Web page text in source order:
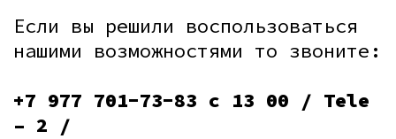
Если вы решили воспользоваться
нашими возможностями то звоните:
+7 977 701-73-83 с 13 00 / Tele
– 2 /